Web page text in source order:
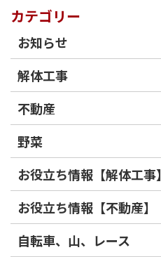
カテゴリー
お知らせ
解体工事
不動産
野菜
お役立ち情報【解体工事】
お役立ち情報【不動産】
自転車、山、レース